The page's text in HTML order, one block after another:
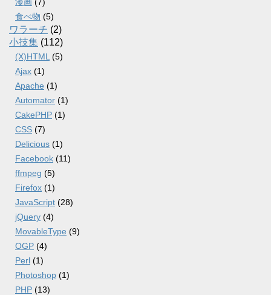
食べ物 (5)
ワラーチ (2)
小技集 (112)
(X)HTML (5)
Ajax (1)
Apache (1)
Automator (1)
CakePHP (1)
CSS (7)
Delicious (1)
Facebook (11)
ffmpeg (5)
Firefox (1)
JavaScript (28)
jQuery (4)
MovableType (9)
OGP (4)
Perl (1)
Photoshop (1)
PHP (13)